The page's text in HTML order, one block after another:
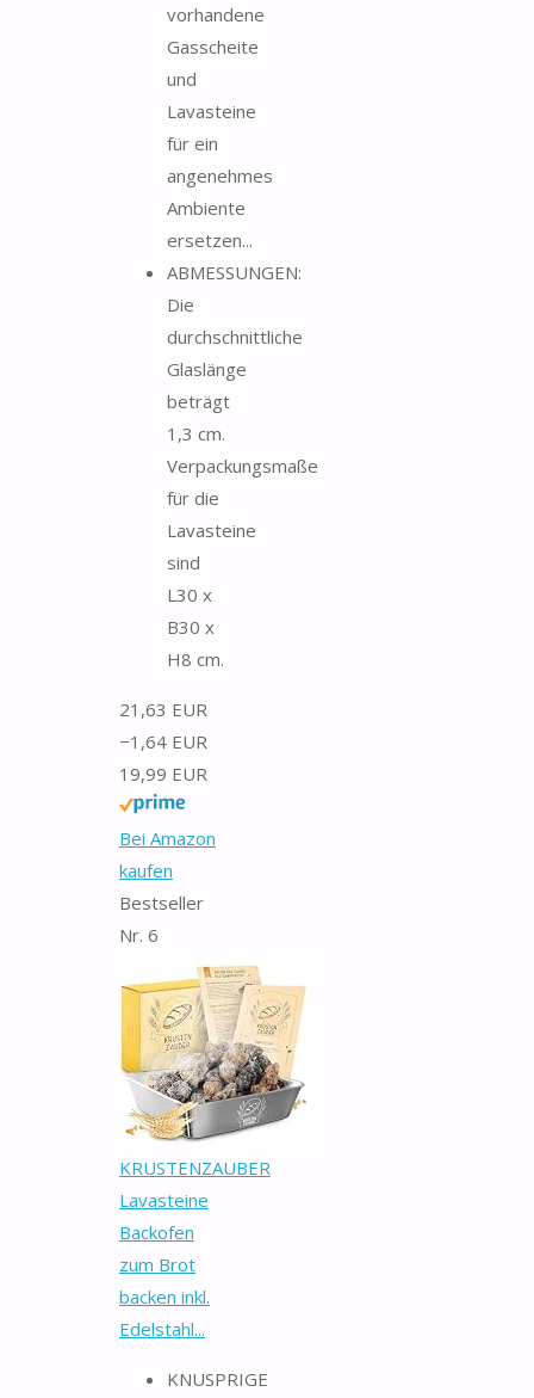
vorhandene
Gasscheite
und
Lavasteine
​​für ein
angenehmes
Ambiente
ersetzen...
ABMESSUNGEN:
Die
durchschnittliche
Glaslänge
beträgt
1,3 cm.
Verpackungsmaße
für die
Lavasteine
​​sind
L30 x
B30 x
H8 cm.
21,63 EUR
−1,64 EUR
19,99 EUR
Bei Amazon
kaufen
Bestseller
Nr. 6
KRUSTENZAUBER
Lavasteine
Backofen
zum Brot
backen inkl.
Edelstahl...
KNUSPRIGE